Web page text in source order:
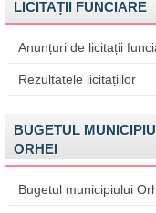
LICITAȚII FUNCIARE
Anunțuri de licitații
Rezultatele licitațiilor
BUGETUL
ORHEI
Bugetul municipiului